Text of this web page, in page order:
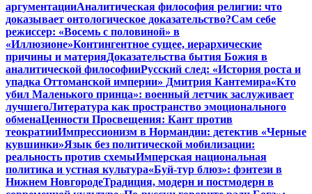
аргументацииАналитическая философия религии: что
доказывает онтологическое доказательство?Сам себе
режиссер: «Восемь с половиной» в
«Иллюзионе»Контингентное сущее, иерархические
причины и материяДоказательства бытия Божия в
аналитической философииРусский след: «История роста и
упадка Оттоманской империи» Дмитрия Кантемира«Кто
убил Маленького принца»: военный летчик заслуживает
лучшегоЛитература как пространство эмоционального
обменаЦенности Просвещения: Кант против
теократииИмпрессионизм в Нормандии: детектив «Черные
кувшинки»Язык без политической мобилизации:
реальность против схемыИмперская национальная
политика и устная культура«Буй-тур блюз»: фэнтези в
Нижнем НовгородеТрадиция, модерн и постмодерн в